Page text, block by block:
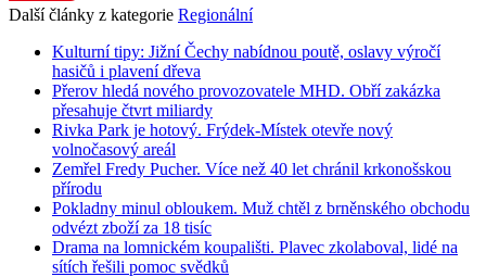
Další články z kategorie Regionální
Kulturní tipy: Jižní Čechy nabídnou poutě, oslavy výročí
hasičů i plavení dřeva
Přerov hledá nového provozovatele MHD. Obří zakázka
přesahuje čtvrt miliardy
Rivka Park je hotový. Frýdek-Místek otevře nový
volnočasový areál
Zemřel Fredy Pucher. Více než 40 let chránil krkonošskou
přírodu
Pokladny minul obloukem. Muž chtěl z brněnského obchodu
odvézt zboží za 18 tisíc
Drama na lomnickém koupališti. Plavec zkolaboval, lidé na
sítích řešili pomoc svědků